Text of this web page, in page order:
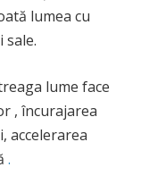
lumea cu
lume face
, încurajarea
accelerarea
.